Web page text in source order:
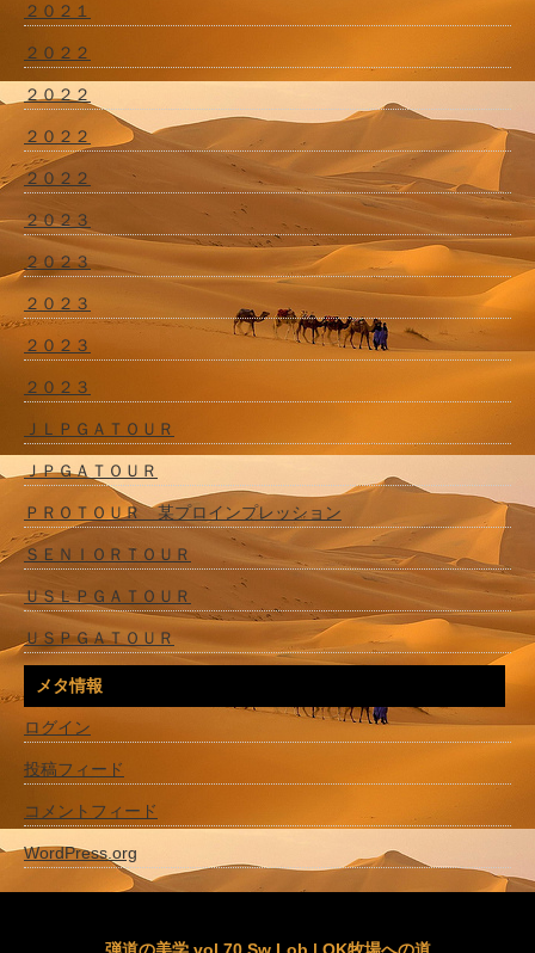
２０２１
２０２２
２０２２
２０２２
２０２２
２０２３
２０２３
２０２３
２０２３
２０２３
ＪＬＰＧＡＴＯＵＲ
ＪＰＧＡＴＯＵＲ
ＰＲＯＴＯＵＲ 某プロインプレッション
ＳＥＮＩＯＲＴＯＵＲ
ＵＳＬＰＧＡＴＯＵＲ
ＵＳＰＧＡＴＯＵＲ
メタ情報
ログイン
投稿フィード
コメントフィード
WordPress.org